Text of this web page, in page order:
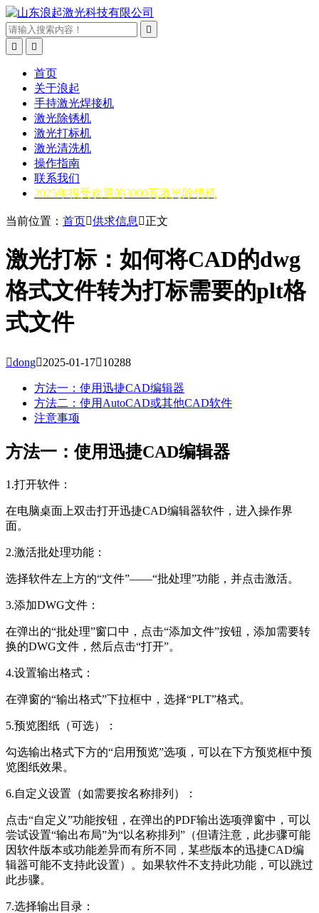



首页
关于浪起
手持激光焊接机
激光除锈机
激光打标机
激光清洗机
操作指南
联系我们
2025年很受欢迎的3000瓦激光除锈机
当前位置： 首页供求信息 正文
激光打标：如何将CAD的dwg
格式文件转为打标需要的plt格
式文件
dong2025-01-1710288
方法一：使用迅捷CAD编辑器
方法二：使用AutoCAD或其他CAD软件
注意事项
方法一：使用迅捷CAD编辑器
1.打开软件：
在电脑桌面上双击打开迅捷CAD编辑器软件，进入操作界
面。
2.激活批处理功能：
选择软件左上方的“文件”——“批处理”功能，并点击激活。
3.添加DWG文件：
在弹出的“批处理”窗口中，点击“添加文件”按钮，添加需要转
换的DWG文件，然后点击“打开”。
4.设置输出格式：
在弹窗的“输出格式”下拉框中，选择“PLT”格式。
5.预览图纸（可选）：
勾选输出格式下方的“启用预览”选项，可以在下方预览框中预
览图纸效果。
6.自定义设置（如需要按名称排列）：
点击“自定义”功能按钮，在弹出的PDF输出选项弹窗中，可以
尝试设置“输出布局”为“以名称排列”（但请注意，此步骤可能
因软件版本或功能差异而有所不同，某些版本的迅捷CAD编
辑器可能不支持此设置）。如果软件不支持此功能，可以跳过
此步骤。
7.选择输出目录：